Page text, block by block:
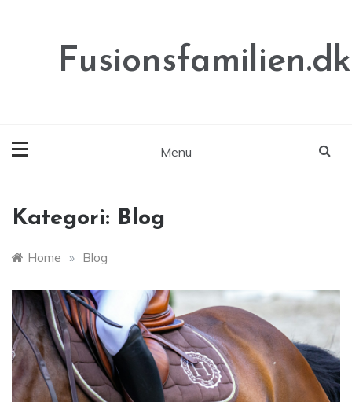
Fusionsfamilien.dk
Menu
Kategori: Blog
Home » Blog